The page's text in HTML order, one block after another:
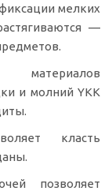
мелких
—
и молний YKK
класть
позволяет